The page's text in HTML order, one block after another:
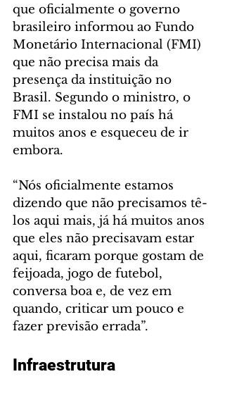
que oficialmente o governo
brasileiro informou ao Fundo
Monetário Internacional (FMI)
que não precisa mais da
presença da instituição no
Brasil. Segundo o ministro, o
FMI se instalou no país há
muitos anos e esqueceu de ir
embora.
“Nós oficialmente estamos
dizendo que não precisamos tê-
los aqui mais, já há muitos anos
que eles não precisavam estar
aqui, ficaram porque gostam de
feijoada, jogo de futebol,
conversa boa e, de vez em
quando, criticar um pouco e
fazer previsão errada”.
Infraestrutura